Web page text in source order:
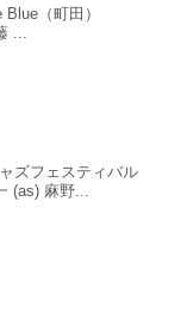
（町田）
...
ズフェスティバル
(as) 麻野...